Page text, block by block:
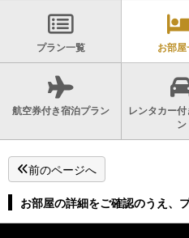
プラン一覧 お部
航空券付き宿泊プラン
レンタカー
ン
前のページへ
お部屋の詳細をご確認のうえ、